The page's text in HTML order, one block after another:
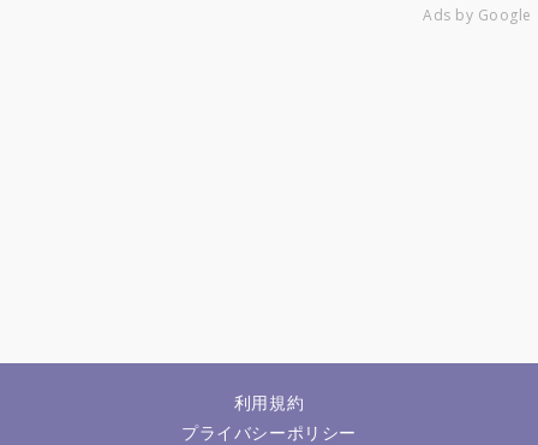
Ads by Google
利用規約
プライバシーポリシー